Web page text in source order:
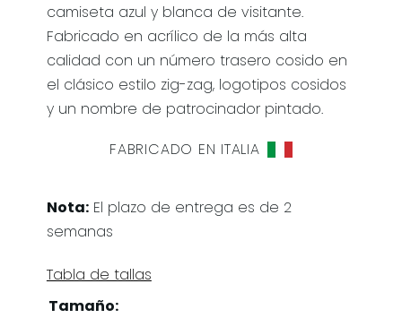
camiseta azul y blanca de visitante.
Fabricado en acrílico de la más alta
calidad con un número trasero cosido en
el clásico estilo zig-zag, logotipos cosidos
y un nombre de patrocinador pintado.
FABRICADO EN ITALIA
Nota:El plazo de entrega es de 2
semanas
Tabla de tallas
Tamaño: